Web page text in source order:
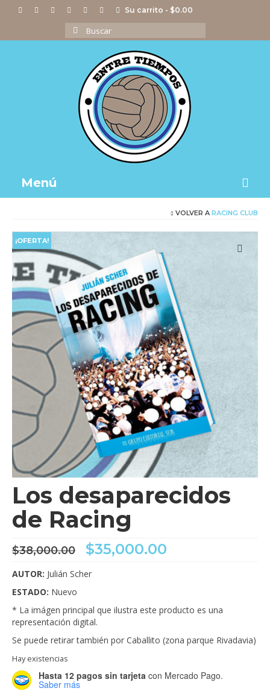
Su carrito - $0.00
Buscar
por:
Menú
Actividades
Imágenes
Videos
Tienda
VOLVER A RACING CLUB
¡OFERTA!
Los desaparecidos
de Racing
$38,000.00 El
precio
original
$35,000.00
AUTOR: Julián Scher
ESTADO: Nuevo
* La imágen principal que ilustra este producto es una
representación digital.
Se puede retirar también por Caballito (zona parque Rivadavia)
Hay existencias
Hasta 12 pagos sin tarjeta con Mercado Pago.
Saber más